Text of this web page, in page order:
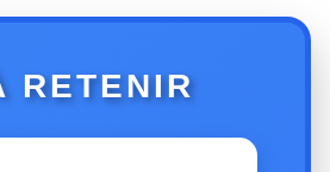
RETENIR